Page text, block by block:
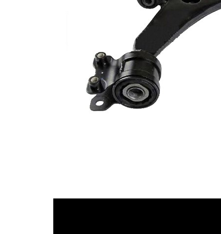
triangellänkarm
VKDS 824040
B